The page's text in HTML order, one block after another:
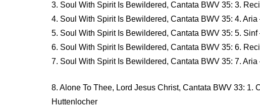
3. Soul With Spirit Is Bewildered, Cantata BWV 35: 3.
4. Soul With Spirit Is Bewildered, Cantata BWV 35: 4.
5. Soul With Spirit Is Bewildered, Cantata BWV 35: 5.
6. Soul With Spirit Is Bewildered, Cantata BWV 35: 6.
7. Soul With Spirit Is Bewildered, Cantata BWV 35: 7.
8. Alone To Thee, Lord Jesus Christ, Cantata BWV 33:
Huttenlocher